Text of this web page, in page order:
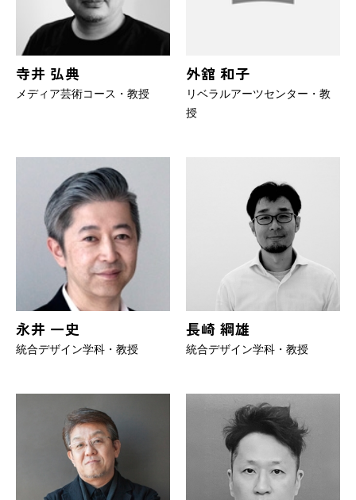
寺井 弘典
メディア芸術コース・教授
外舘 和子
リベラルアーツセンター・教
授
永井 一史
統合デザイン学科・教授
長崎 綱雄
統合デザイン学科・教授